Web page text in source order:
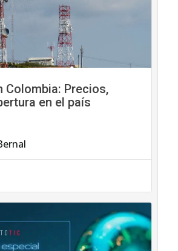
Colombia: Precios,
en el país